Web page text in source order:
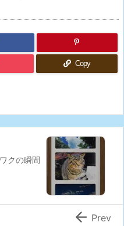
Copy
クの瞬間
 Prev